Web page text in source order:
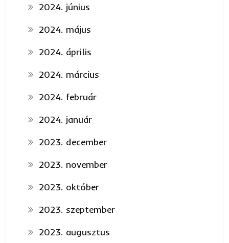
2024. június
2024. május
2024. április
2024. március
2024. február
2024. január
2023. december
2023. november
2023. október
2023. szeptember
2023. augusztus